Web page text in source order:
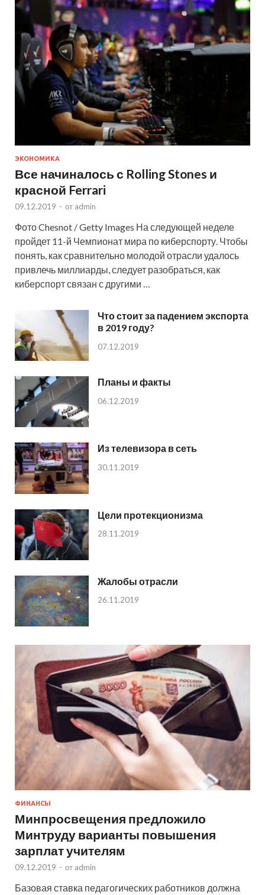
ЭКОНОМИКА
Все начиналось с Rolling Stones и
красной Ferrari
09.12.2019 - от admin
Фото Chesnot / Getty Images На следующей неделе
пройдет 11-й Чемпионат мира по киберспорту. Чтобы
понять, как сравнительно молодой отрасли удалось
привлечь миллиарды, следует разобраться, как
киберспорт связан с другими …
Что стоит за падением экспорта
в 2019 году?
07.12.2019
Планы и факты
06.12.2019
Из телевизора в сеть
30.11.2019
Цели протекционизма
28.11.2019
Жалобы отрасли
26.11.2019
ФИНАНСЫ
Минпросвещения предложило
Минтруду варианты повышения
зарплат учителям
09.12.2019 - от admin
Базовая ставка педагогических работников должна